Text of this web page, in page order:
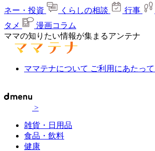
ネー・投資
くらしの相談 行事
タメ
漫画コラム
ママの知りたい情報が集まるアンテナ
ママテナについて ご利用にあたって
>
雑貨・日用品
食品・飲料
健康